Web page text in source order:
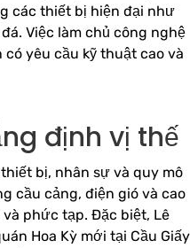
các thiết bị hiện đại như
Việc làm chủ công nghệ
yêu cầu kỹ thuật cao và
định vị thế
bị, nhân sự và quy mô
cầu cảng, điện gió và cao
phức tạp. Đặc biệt, Lê
Hoa Kỳ mới tại Cầu Giấy